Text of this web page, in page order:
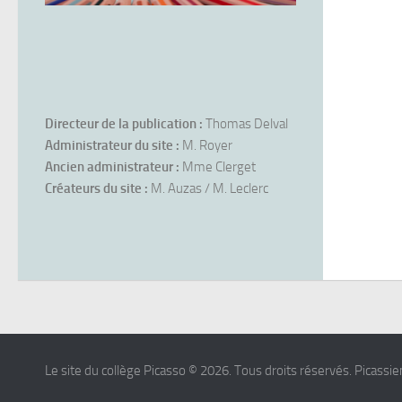
Directeur de la publication : Thomas Delval
Administrateur du site : M. Royer
Ancien administrateur : Mme Clerget
Créateurs du site : M. Auzas / M. Leclerc
Le site du collège Picasso © 2026. Tous droits réservés.